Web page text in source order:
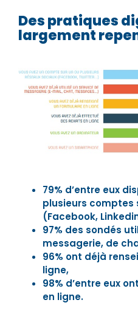
Des pratiques
largement
79% d’entre eux
plusieurs comptes
(Facebook,
97% des sondés
messagerie, de
96% ont déjà
ligne,
98% d’entre eux
en ligne.